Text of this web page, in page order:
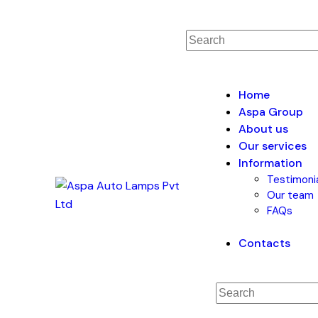
Home
Aspa Group
About us
Our services
Information
Our team
FAQs
Contacts